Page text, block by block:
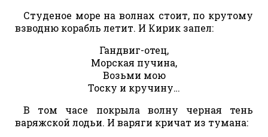
Студеное море на волнах стоит, по крутому
взводню корабль летит. И Кирик запел:
Гандвиг-отец,
Морская пучина,
Возьми мою
Тоску и кручину…
В том часе покрыла волну черная тень
варяжской лодьи. И варяги кричат из тумана: